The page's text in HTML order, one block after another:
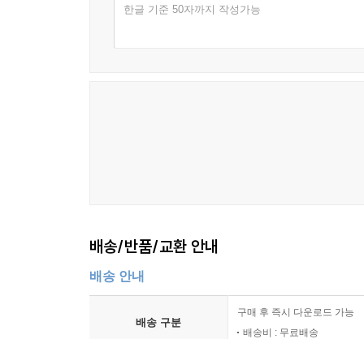
한글 기준 50자까지 작성가능
배송/반품/교환 안내
배송 안내
배송 구분
구매 후 즉시 다운로드 가능
배송비 : 무료배송